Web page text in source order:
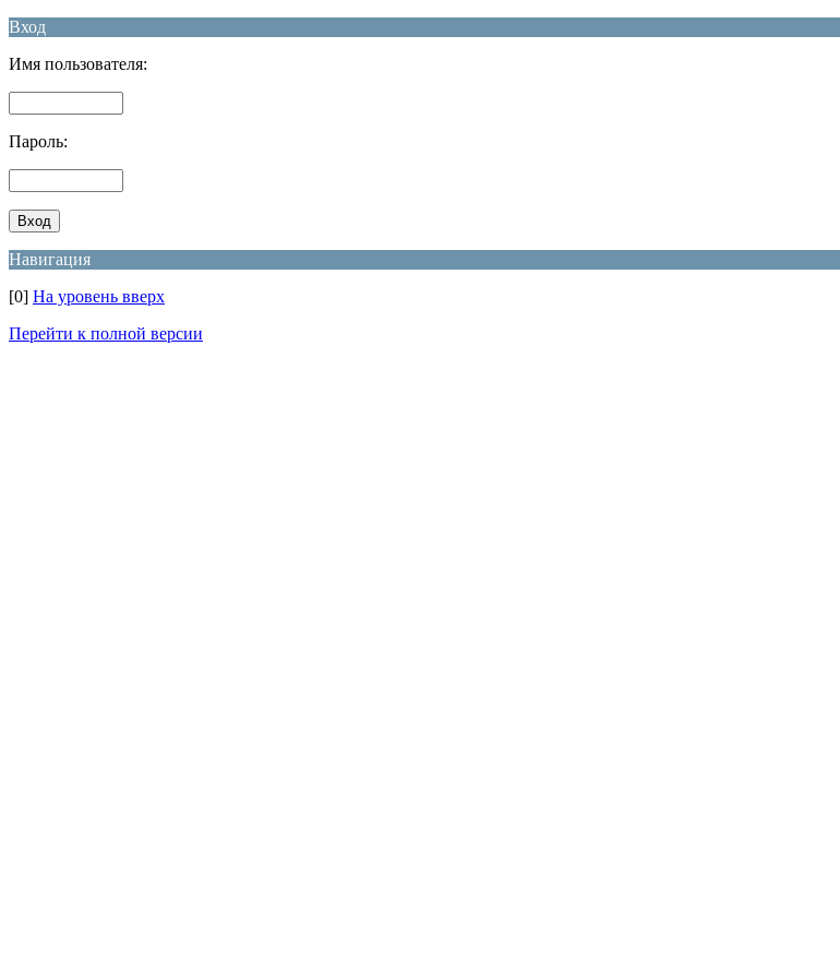
Вход
Имя пользователя:
Пароль:
Навигация
[0] На уровень вверх
Перейти к полной версии